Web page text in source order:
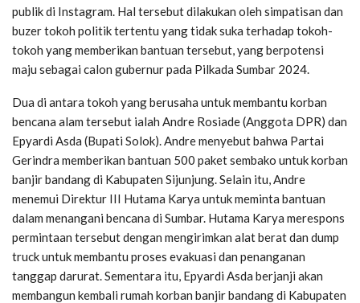
publik di Instagram. Hal tersebut dilakukan oleh simpatisan dan
buzer tokoh politik tertentu yang tidak suka terhadap tokoh-
tokoh yang memberikan bantuan tersebut, yang berpotensi
maju sebagai calon gubernur pada Pilkada Sumbar 2024.
Dua di antara tokoh yang berusaha untuk membantu korban
bencana alam tersebut ialah Andre Rosiade (Anggota DPR) dan
Epyardi Asda (Bupati Solok). Andre menyebut bahwa Partai
Gerindra memberikan bantuan 500 paket sembako untuk korban
banjir bandang di Kabupaten Sijunjung. Selain itu, Andre
menemui Direktur III Hutama Karya untuk meminta bantuan
dalam menangani bencana di Sumbar. Hutama Karya merespons
permintaan tersebut dengan mengirimkan alat berat dan dump
truck untuk membantu proses evakuasi dan penanganan
tanggap darurat. Sementara itu, Epyardi Asda berjanji akan
membangun kembali rumah korban banjir bandang di Kabupaten